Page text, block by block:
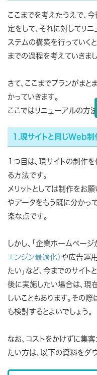
ここまでを考えたうえで、
定をして、それに対してリ
ステムの構築を行っていく
までの過程を考えていきまし
さて、ここまでプランがまと
かっていきます。
ここではリニューアルの方
1.現サイトと同じWeb制
１つ目は、現サイトの制作
る方法です。
メリットとしては制作をお
やデータをもう既に分かっ
楽な点です。
しかし、「企業ホームページ
エンジン最適化） や広告運用
たい」など、今までのサイト
後に実施したい場合は、現
しいこともあります。その
も検討するとよいでしょう。
なお、コストをかけずに集
たい方は、以下の資料をダ